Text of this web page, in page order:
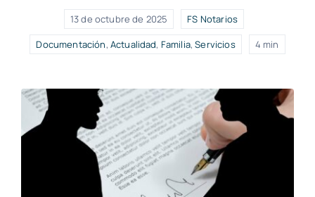
13 de octubre de 2025
FS Notarios
Documentación, Actualidad, Familia,Servicios 4 min